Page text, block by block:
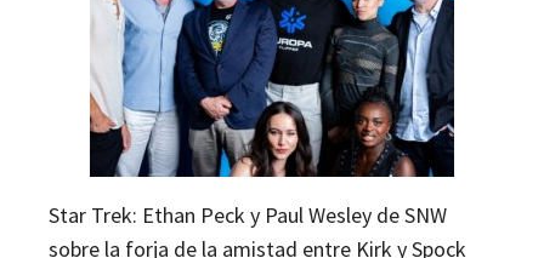
Star Trek: Ethan Peck y Paul Wesley de SNW
sobre la forja de la amistad entre Kirk y Spock